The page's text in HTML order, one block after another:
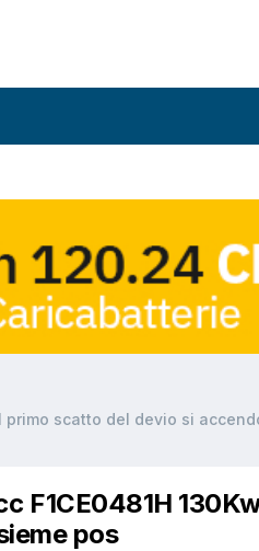
primo scatto del devio si
F1CE0481H
pos